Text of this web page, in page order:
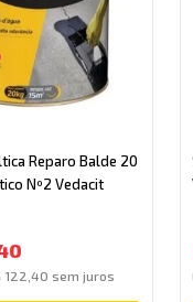
Reparo Balde 20
Nº2 Vedacit
122 40 sem juros